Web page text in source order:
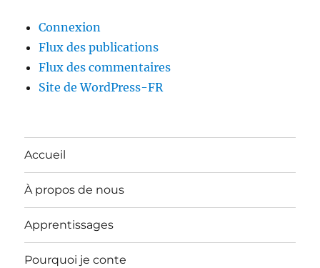
Connexion
Flux des publications
Flux des commentaires
Site de WordPress-FR
Accueil
À propos de nous
Apprentissages
Pourquoi je conte